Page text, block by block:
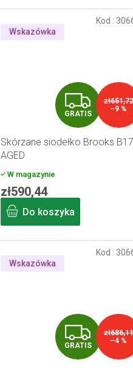
Wskazówka
G
R
A
GRATIS
zł651,72
–9 %
Skórzane siodełko Brooks B17
AGED
W magazynie
zł590,44
Do koszyka
Kod :
Wskazówka
G
R
GRATIS
zł686,11
–4 %
Kod :